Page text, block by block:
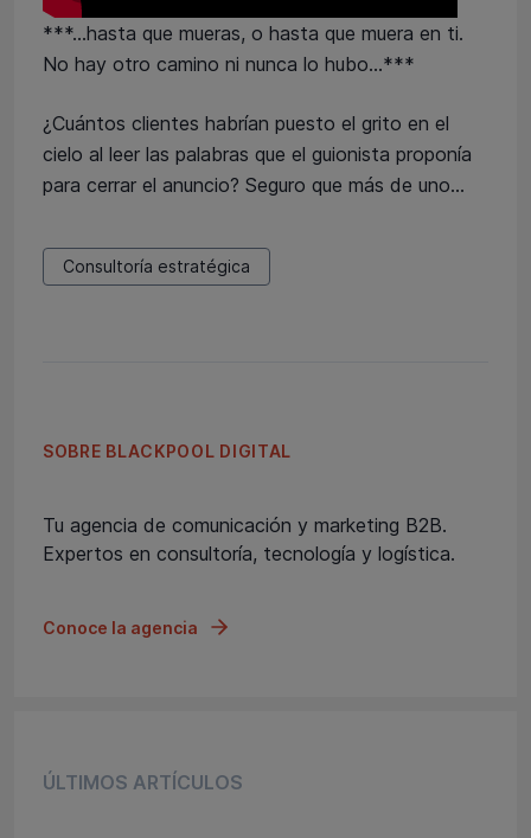
***…hasta que mueras, o hasta que muera en ti.
No hay otro camino ni nunca lo hubo…***
¿Cuántos clientes habrían puesto el grito en el
cielo al leer las palabras que el guionista proponía
para cerrar el anuncio? Seguro que más de uno…
Consultoría estratégica
SOBRE BLACKPOOL DIGITAL
Tu agencia de comunicación y marketing B2B.
Expertos en consultoría, tecnología y logística.
Conoce la agencia
ÚLTIMOS ARTÍCULOS